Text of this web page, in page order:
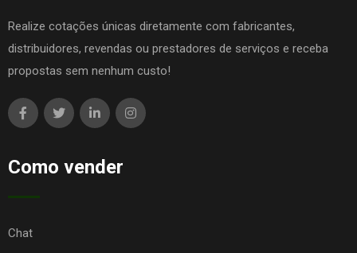
Realize cotações únicas diretamente com fabricantes,
distribuidores, revendas ou prestadores de serviços e receba
propostas sem nenhum custo!
Como vender
Chat